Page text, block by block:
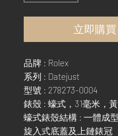
立即購買
品牌 : Rolex
系列 : Datejust
型號 : 278273-0004
錶殼 : 蠔式，31毫米，
蠔式錶殼結構 : 一體成
旋入式底蓋及上鏈錶冠